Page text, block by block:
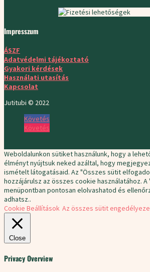
Impresszum
ÁSZF
Adatvédelmi tájékoztató
Gyakori kérdések
Használati utasítás
Kapcsolat
Jutitubi © 2022
Követés
Követés
Weboldalunkon sütiket használunk, hogy a
élményt nyújtsuk neked azáltal, hogy
ismételt látogatásaid. Az "Összes sütit
hozzájárulsz az összes cookie használatához.
menüpontban pontosan elolvashatod és
adhatsz..
Cookie Beállítások Az összes sütit
Close
Privacy Overview